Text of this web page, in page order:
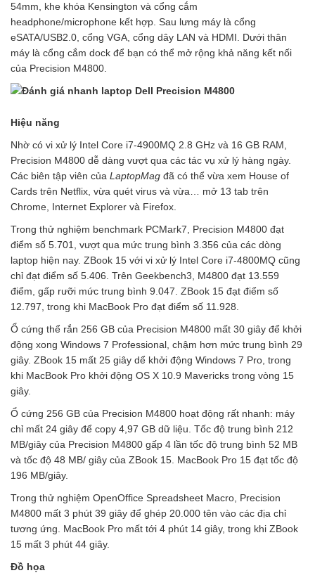
54mm, khe khóa Kensington và cổng cắm
headphone/microphone kết hợp. Sau lưng máy là cổng
eSATA/USB2.0, cổng VGA, cổng dây LAN và HDMI. Dưới thân
máy là cổng cắm dock để bạn có thể mở rộng khả năng kết nối
của Precision M4800.
Hiệu năng
Nhờ có vi xử lý Intel Core i7-4900MQ 2.8 GHz và 16 GB RAM,
Precision M4800 dễ dàng vượt qua các tác vụ xử lý hàng ngày.
Các biên tập viên của LaptopMag đã có thể vừa xem House of
Cards trên Netflix, vừa quét virus và vừa… mở 13 tab trên
Chrome, Internet Explorer và Firefox.
Trong thử nghiệm benchmark PCMark7, Precision M4800 đạt
điểm số 5.701, vượt qua mức trung bình 3.356 của các dòng
laptop hiện nay. ZBook 15 với vi xử lý Intel Core i7-4800MQ cũng
chỉ đạt điểm số 5.406. Trên Geekbench3, M4800 đạt 13.559
điểm, gấp rưỡi mức trung bình 9.047. ZBook 15 đạt điểm số
12.797, trong khi MacBook Pro đạt điểm số 11.928.
Ổ cứng thể rắn 256 GB của Precision M4800 mất 30 giây để khởi
động xong Windows 7 Professional, chậm hơn mức trung bình 29
giây. ZBook 15 mất 25 giây dể khởi động Windows 7 Pro, trong
khi MacBook Pro khởi động OS X 10.9 Mavericks trong vòng 15
giây.
Ổ cứng 256 GB của Precision M4800 hoạt động rất nhanh: máy
chỉ mất 24 giây để copy 4,97 GB dữ liệu. Tốc độ trung bình 212
MB/giây của Precision M4800 gấp 4 lần tốc độ trung bình 52 MB
và tốc độ 48 MB/ giây của ZBook 15. MacBook Pro 15 đạt tốc độ
196 MB/giây.
Trong thử nghiệm OpenOffice Spreadsheet Macro, Precision
M4800 mất 3 phút 39 giây để ghép 20.000 tên vào các địa chỉ
tương ứng. MacBook Pro mất tới 4 phút 14 giây, trong khi ZBook
15 mất 3 phút 44 giây.
Đồ họa